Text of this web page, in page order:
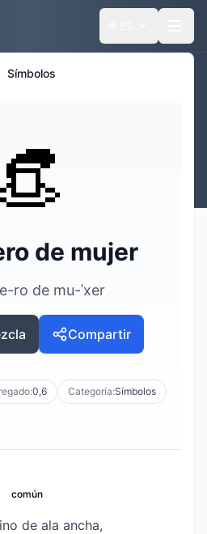
Símbolos
de mujer
ro de mu-ˈxer
Compartir
0,6 Categoría:Símbolos
común
de ala ancha,